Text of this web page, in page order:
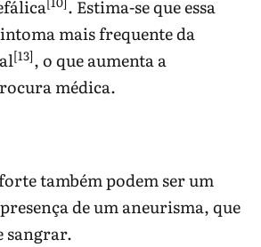
. Estima-se que essa
mais frequente da
[13], o que aumenta a
médica.
também podem ser um
de um aneurisma, que
sangrar.